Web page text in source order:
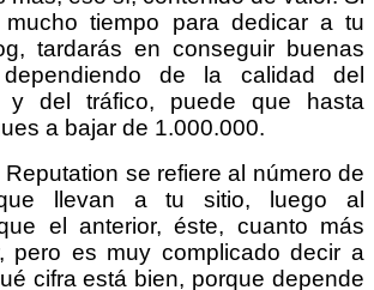
tiempo para dedicar a tu
tardarás en conseguir buenas
de la calidad del
y del tráfico, puede que hasta
a bajar de 1.000.000.
se refiere al número de
llevan a tu sitio, luego al
el anterior, éste, cuanto más
pero es muy complicado decir a
cifra está bien, porque depende